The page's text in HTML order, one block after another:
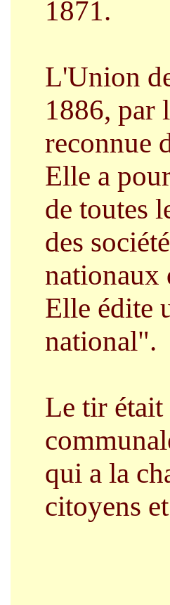
1871.
L'Union
1886, par
reconnue
Elle a
de toutes
des
nationaux
Elle édite
national".
Le tir était
qui a la
citoyens